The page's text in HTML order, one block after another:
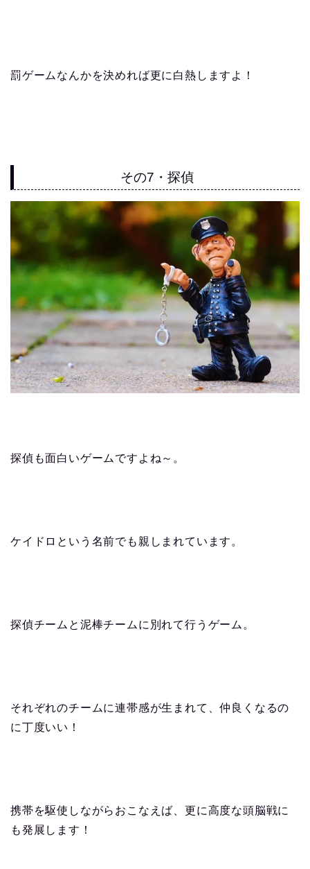
罰ゲームなんかを決めれば更に白熱しますよ！
その7・探偵
探偵も面白いゲームですよね～。
ケイドロという名前でも親しまれています。
探偵チームと泥棒チームに別れて行うゲーム。
それぞれのチームに連帯感が生まれて、仲良くなるの
に丁度いい！
携帯を駆使しながらおこなえば、更に高度な頭脳戦に
も発展します！